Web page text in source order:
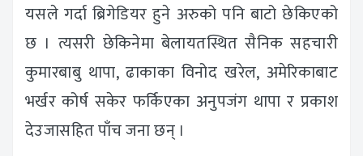
यसले गर्दा ब्रिगेडियर हुने अरुको पनि बाटो छेकिएको
छ । त्यसरी छेकिनेमा बेलायतस्थित सैनिक सहचारी
कुमारबाबु थापा, ढाकाका विनोद खरेल, अमेरिकाबाट
भर्खर कोर्ष सकेर फर्किएका अनुपजंग थापा र प्रकाश
देउजासहित पाँच जना छन् ।